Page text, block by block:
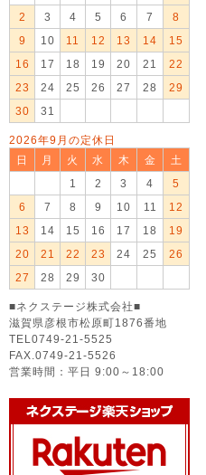
2
3 4 5 6 7
8
9
10 11 12 13 14
15
16
17 18 19 20 21
22
23
24 25 26 27 28
29
30
31
2026年9月の定休日
日
月 火 水 木 金
土
1
2 3 4
5
6
7 8 9 10 11
12
13
14 15 16 17 18
19
20
21 22 23 24 25
26
27
28 29 30
■ネクステージ株式会社■
滋賀県彦根市松原町1876番地
TEL0749-21-5525
FAX.0749-21-5526
営業時間：平日 9:00～18:00